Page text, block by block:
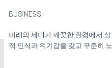
커뮤니티
사업실적
BUSINESS
미래의 세대가 깨끗한 환경에서
적 인식과 위기감을 갖고 꾸준히